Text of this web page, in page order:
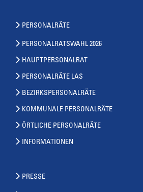
PERSONALRÄTE
PERSONALRATSWAHL 2026
HAUPTPERSONALRAT
PERSONALRÄTE LAS
BEZIRKSPERSONALRÄTE
KOMMUNALE PERSONALRÄTE
ÖRTLICHE PERSONALRÄTE
INFORMATIONEN
PRESSE